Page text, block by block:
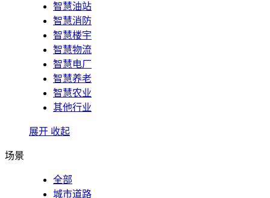
智慧油站
智慧消防
智慧楼宇
智慧物流
智慧电厂
智慧养老
智慧农业
其他行业
展开 收起
场景
全部
城市道路